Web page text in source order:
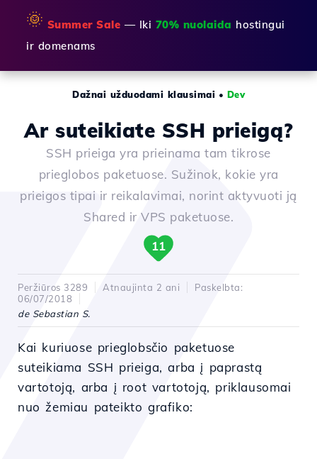
🌞 Summer Sale — Iki 70% nuolaida hostingui
ir domenams
Dažnai užduodami klausimai • Dev
Ar suteikiate SSH prieigą?
SSH prieiga yra prieinama tam tikrose
prieglobos paketuose. Sužinok, kokie yra
prieigos tipai ir reikalavimai, norint aktyvuoti ją
Shared ir VPS paketuose.
11
Peržiūros 3289 Atnaujinta 2 ani
Paskelbta:
06/07/2018
de Sebastian S.
Kai kuriuose prieglobsčio paketuose
suteikiama SSH prieiga, arba į paprastą
vartotoją, arba į root vartotoją, priklausomai
nuo žemiau pateikto grafiko: